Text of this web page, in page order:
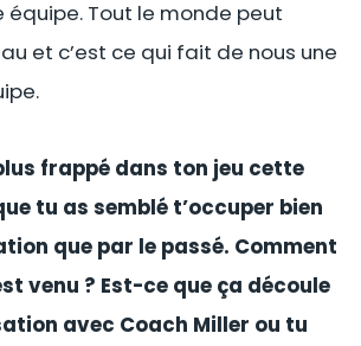
équipe. Tout le monde peut
et c’est ce qui fait de nous une
frappé dans ton jeu cette
tu as semblé t’occuper bien
que par le passé. Comment
venu ? Est-ce que ça découle
avec Coach Miller ou tu